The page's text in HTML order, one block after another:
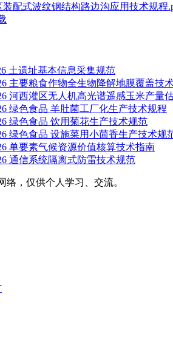
装配式波纹钢结构路边沟应用技术规程
土遗址基本信息采集规范
主要粮食作物全生物降解地膜覆盖技
河西灌区无人机高光谱遥感玉米产量
绿色食品 羊肚菌工厂化生产技术规程
绿色食品 饮用菊花生产技术规范
绿色食品 设施菜用小茴香生产技术规
单要素气候资源价值核算技术指南
通信系统隔离式防雷技术规范
络，仅供个人学习、交流。